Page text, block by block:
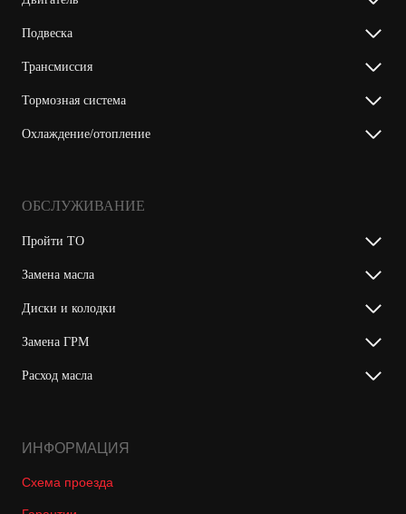
Подвеска
Трансмиссия
Тормозная система
Охлаждение/отопление
ОБСЛУЖИВАНИЕ
Пройти ТО
Замена масла
Диски и колодки
Замена ГРМ
Расход масла
ИНФОРМАЦИЯ
Схема проезда